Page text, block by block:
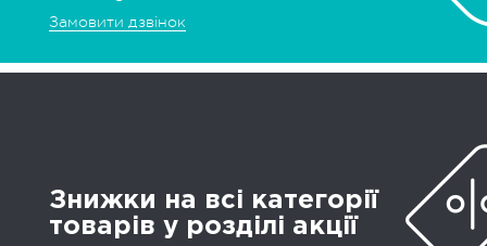
Замовити дзвінок
Знижки на всі категорії
товарів у розділі акції